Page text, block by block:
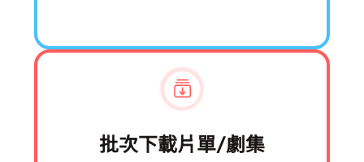
批次下載片單/劇集